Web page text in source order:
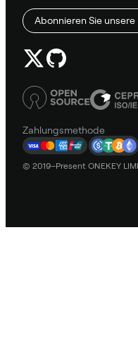
Abonnieren Sie
Zahlungsmethode
© 2019–Present ONEKEY